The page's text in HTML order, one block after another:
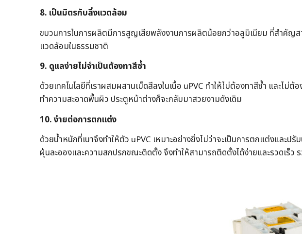
8. เป็นมิตรกับสิ่งแวดล้อม
ขบวนการในการผลิตมีการสูญเสียพลังงานการผลิตน้อยกว่าอลูมิเนียม ที่สำคัญ
แวดล้อมในธรรมชาติ
9. ดูแลง่ายไม่จำเป็นต้องทาสีซ้ำ
ด้วยเทคโนโลยีที่เราผสมผสานเม็ดสีลงในเนื้อ uPVC ทำให้ไม่ต้องทาสีซ้ำ และไ
ทำความสะอาดพื้นผิว ประตูหน้าต่างก็จะกลับมาสวยงามดังเดิม
10. ง่ายต่อการตกแต่ง
ด้วยน้ำหนักที่เบาจึงทำให้ตัว uPVC เหมาะอย่างยิ่งไม่ว่าจะเป็นการตกแต่งและป
ฝุ่นละอองและความสกปรกขณะติดตั้ง จึงทำให้สามารถติดตั้งได้ง่ายและรวดเร็ว